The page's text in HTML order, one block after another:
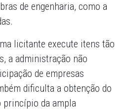
de engenharia, como a
licitante execute itens tão
a administração não
de empresas
dificulta a obtenção do
princípio da ampla